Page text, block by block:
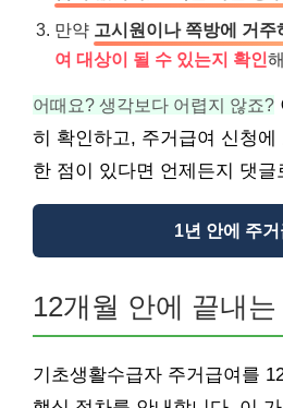
만약 고시원이나 쪽방에 거주
여 대상이 될 수 있는지 확인
어때요? 생각보다 어렵지 않죠?
히 확인하고, 주거급여 신청
한 점이 있다면 언제든지 댓글
1년 안에 주거
12개월 안에 끝내
기초생활수급자 주거급여를